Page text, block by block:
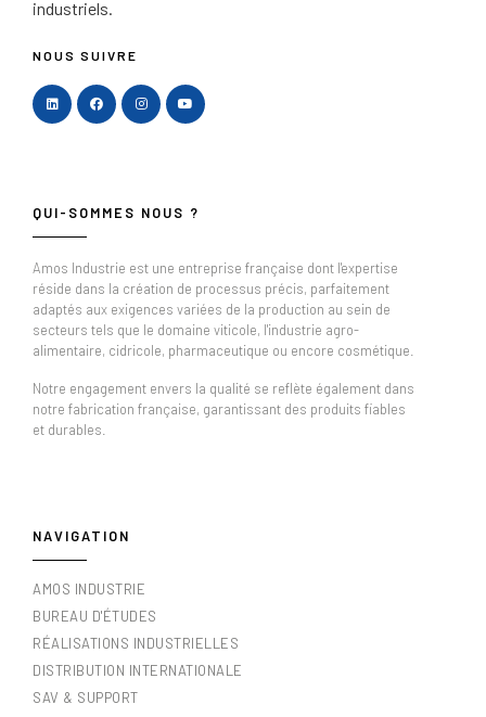
industriels.
NOUS SUIVRE
QUI-SOMMES NOUS ?
Amos Industrie est une entreprise française dont l'expertise
réside dans la création de processus précis, parfaitement
adaptés aux exigences variées de la production au sein de
secteurs tels que le domaine viticole, l'industrie agro-
alimentaire, cidricole, pharmaceutique ou encore cosmétique.
Notre engagement envers la qualité se reflète également dans
notre fabrication française, garantissant des produits fiables
et durables.
NAVIGATION
AMOS INDUSTRIE
BUREAU D'ÉTUDES
RÉALISATIONS INDUSTRIELLES
DISTRIBUTION INTERNATIONALE
SAV & SUPPORT